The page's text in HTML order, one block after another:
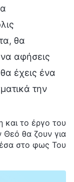
θα
να αφήσεις
έχεις ένα
την
και το έργο του
Θεό θα ζουν για
στο φως Του